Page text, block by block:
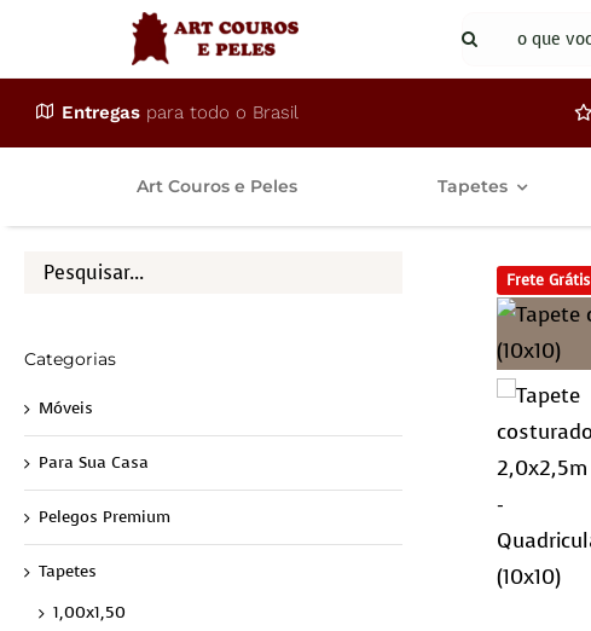
conteúdo
Buscar
Entregas para todo o Brasil
Art Couros e Peles Tapetes
Frete Grátis
Categorias
Móveis
Para Sua Casa
Pelegos Premium
Tapetes
1,00x1,50